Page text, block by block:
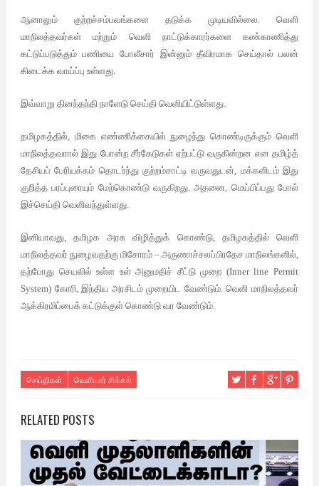
ஆனாலும் குற்றச்சம்பவங்களை தடுக்க முடியவில்லை.வெளி
மாநிலத்தவர்கள்
மற்றும் வெளி நாட்டுக்காரர்களை
கண்காணித்து
கட்டுப்படுத்தும் பணியை போலீசார் இன்னும் தீவிரமாக செய்தால் பலன்
கிடைக்க வாய்ப்பு உள்ளது.
இவ்வாறு தினந்தந்தி நாளேடு செய்தி வெளியிட்டுள்ளது.
தமிழகத்தில், மிகை எண்ணிக்கையில் நுழைந்து கொண்டிருக்கும் வெளி
மாநிலத்தவரால் இது போன்ற சீர்கேடுகள் ஏற்பட்டு வருகின்றன என தமிழ்த்
தேசியப் பேரியக்கம் தொடர்ந்து குற்றம்சாட்டி வருவதுடன், மக்களிடம் இது
குறித்த பரப்புரையும் மேற்கொண்டு வருகிறது. அதனை, மெய்பிப்பது போல்
இச்செய்தி வெளிவந்துள்ளது.
இனியாவது, தமிழக அரசு விழித்துக் கொண்டு, தமிழகத்தில் வெளி
மாநிலத்தவர் நுழைவதற்கு மிசோரம் – அருணாச்சலப்பிரதேச மாநிலங்களில்,
தற்போது செயலில் உள்ள உள் அனுமதிச் சீட்டு முறை (Inner line Permit
System) கோரி, இந்திய அரசிடம் முறையிட வேண்டும். வெளி மாநிலத்தவர்
ஆக்கிரமிப்பைக் கட்டுக்குள் கொண்டு வர வேண்டும்.
செய்திகள் வெளியார் சிக்கல்
RELATED POSTS